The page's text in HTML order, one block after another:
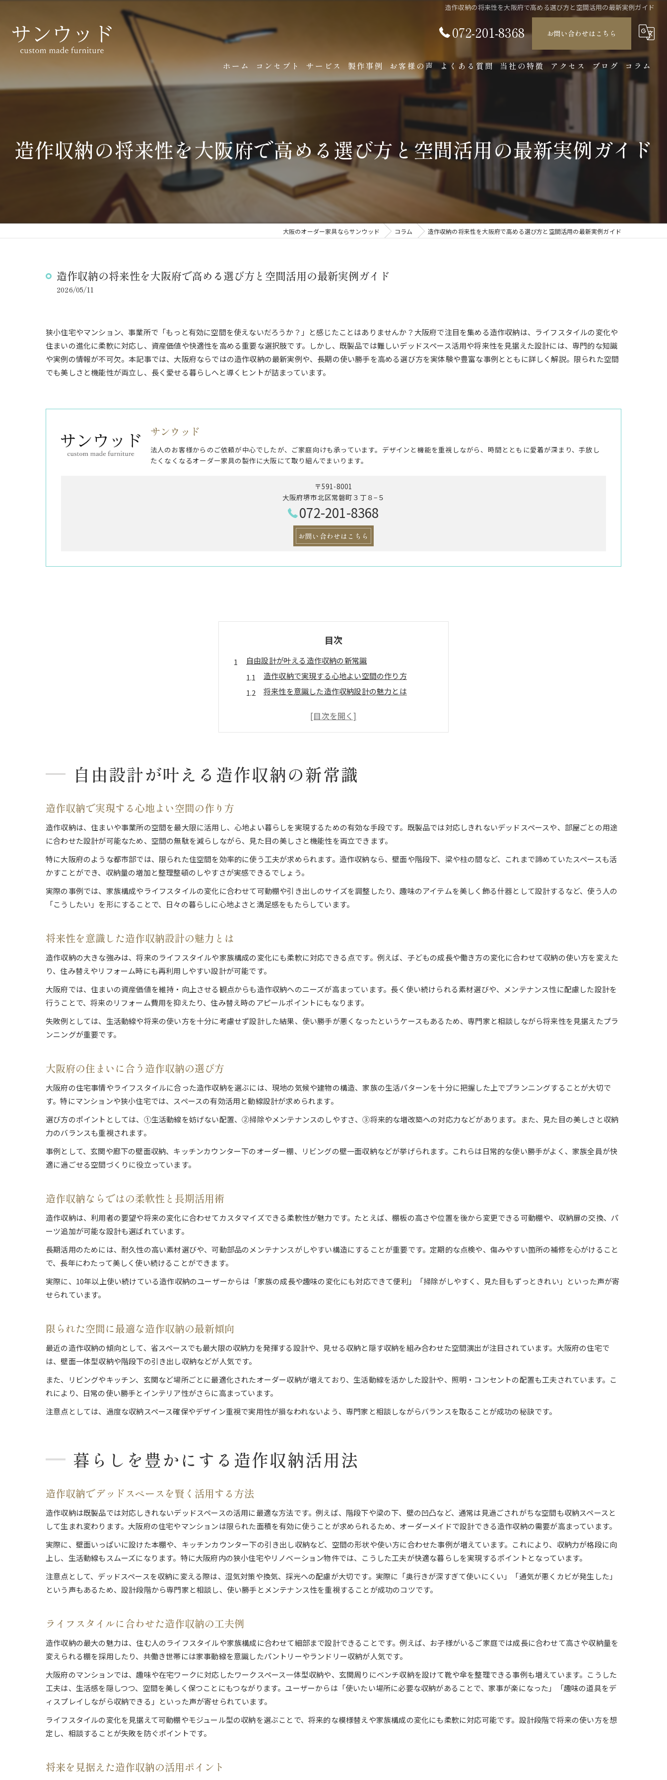
造作収納の将来性を大阪府で高める選び方と空間活用の最新実例ガイド
072-201-8368 お問い合わせはこちら
ホーム コンセプト サービス 製作事例 お客様の声 よくある質問 当社の特徴
製造
オーダーメイド
インテリア
アクセス ブログ コラム
造作収納の将来性を大阪府で高める選び方と空間活用の最新実例ガイド
大阪のオーダー家具ならサンウッド コラム 造作収納の将来性を大阪府で高める選び方と空間活用の最新実例ガイド
造作収納の将来性を大阪府で高める選び方と空間活用の最新実例ガイド
2026/05/11
狭小住宅やマンション、事業所で「もっと有効に空間を使えないだろうか？」と感じたことはありませんか？大阪府で注目を集める造作収納は、ライフスタイルの変化や
住まいの進化に柔軟に対応し、資産価値や快適性を高める重要な選択肢です。しかし、既製品では難しいデッドスペース活用や将来性を見据えた設計には、専門的な知識
や実例の情報が不可欠。本記事では、大阪府ならではの造作収納の最新実例や、長期の使い勝手を高める選び方を実体験や豊富な事例とともに詳しく解説。限られた空間
でも美しさと機能性が両立し、長く愛せる暮らしへと導くヒントが詰まっています。
サンウッド
法人のお客様からのご依頼が中心でしたが、ご家庭向けも承っています。デザインと機能を重視しながら、時間とともに愛着が深まり、手放し
たくなくなるオーダー家具の製作に大阪にて取り組んでまいります。
〒591-8001
大阪府堺市北区常磐町３丁８−５
072-201-8368
お問い合わせはこちら
目次
自由設計が叶える造作収納の新常識
造作収納で実現する心地よい空間の作り方
将来性を意識した造作収納設計の魅力とは
造作収納ならではの柔軟性と長期活用術
造作収納でデッドスペースを賢く活用する方法
ライフスタイルに合わせた造作収納の工夫例
造作収納で暮らしの質を向上させるコツ
将来性を高める収納設計のポイント
造作収納で長期的な快適空間を実現する秘訣
ライフスタイル変化に対応する造作収納設計
資産価値を守る造作収納の設計ポイント解説
大阪府で選ばれる造作収納の将来性の理由
狭小住宅に最適な造作収納の配置アイデア
造作収納で生まれる無駄のない空間活用術
大阪府の狭小物件に強い造作収納の工夫例
造作収納が叶えるスッキリとした住空間
無垢材を用いた造作収納のメリットとは
環境配慮型造作収納の選び方と活用方法
快適さと資産価値を両立する選び方
快適さを追求した造作収納の選定基準
自由設計が叶える造作収納の新常識
造作収納で実現する心地よい空間の作り方
造作収納は、住まいや事業所の空間を最大限に活用し、心地よい暮らしを実現するための有効な手段です。既製品では対応しきれないデッドスペースや、部屋ごとの用途
に合わせた設計が可能なため、空間の無駄を減らしながら、見た目の美しさと機能性を両立できます。
特に大阪府のような都市部では、限られた住空間を効率的に使う工夫が求められます。造作収納なら、壁面や階段下、梁や柱の間など、これまで諦めていたスペースも活
かすことができ、収納量の増加と整理整頓のしやすさが実感できるでしょう。
実際の事例では、家族構成やライフスタイルの変化に合わせて可動棚や引き出しのサイズを調整したり、趣味のアイテムを美しく飾る什器として設計するなど、使う人の
「こうしたい」を形にすることで、日々の暮らしに心地よさと満足感をもたらしています。
将来性を意識した造作収納設計の魅力とは
造作収納の大きな強みは、将来のライフスタイルや家族構成の変化にも柔軟に対応できる点です。例えば、子どもの成長や働き方の変化に合わせて収納の使い方を変えた
り、住み替えやリフォーム時にも再利用しやすい設計が可能です。
大阪府では、住まいの資産価値を維持・向上させる観点からも造作収納へのニーズが高まっています。長く使い続けられる素材選びや、メンテナンス性に配慮した設計を
行うことで、将来のリフォーム費用を抑えたり、住み替え時のアピールポイントにもなります。
失敗例としては、生活動線や将来の使い方を十分に考慮せず設計した結果、使い勝手が悪くなったというケースもあるため、専門家と相談しながら将来性を見据えたプラ
ンニングが重要です。
大阪府の住まいに合う造作収納の選び方
大阪府の住宅事情やライフスタイルに合った造作収納を選ぶには、現地の気候や建物の構造、家族の生活パターンを十分に把握した上でプランニングすることが大切で
す。特にマンションや狭小住宅では、スペースの有効活用と動線設計が求められます。
選び方のポイントとしては、①生活動線を妨げない配置、②掃除やメンテナンスのしやすさ、③将来的な増改築への対応力などがあります。また、見た目の美しさと収納
力のバランスも重視されます。
事例として、玄関や廊下の壁面収納、キッチンカウンター下のオーダー棚、リビングの壁一面収納などが挙げられます。これらは日常的な使い勝手がよく、家族全員が快
適に過ごせる空間づくりに役立っています。
造作収納ならではの柔軟性と長期活用術
造作収納は、利用者の要望や将来の変化に合わせてカスタマイズできる柔軟性が魅力です。たとえば、棚板の高さや位置を後から変更できる可動棚や、収納扉の交換、パ
ーツ追加が可能な設計も選ばれています。
長期活用のためには、耐久性の高い素材選びや、可動部品のメンテナンスがしやすい構造にすることが重要です。定期的な点検や、傷みやすい箇所の補修を心がけること
で、長年にわたって美しく使い続けることができます。
実際に、10年以上使い続けている造作収納のユーザーからは「家族の成長や趣味の変化にも対応できて便利」「掃除がしやすく、見た目もずっときれい」といった声が寄
せられています。
限られた空間に最適な造作収納の最新傾向
最近の造作収納の傾向として、省スペースでも最大限の収納力を発揮する設計や、見せる収納と隠す収納を組み合わせた空間演出が注目されています。大阪府の住宅で
は、壁面一体型収納や階段下の引き出し収納などが人気です。
また、リビングやキッチン、玄関など場所ごとに最適化されたオーダー収納が増えており、生活動線を活かした設計や、照明・コンセントの配置も工夫されています。こ
れにより、日常の使い勝手とインテリア性がさらに高まっています。
注意点としては、過度な収納スペース確保やデザイン重視で実用性が損なわれないよう、専門家と相談しながらバランスを取ることが成功の秘訣です。
暮らしを豊かにする造作収納活用法
造作収納でデッドスペースを賢く活用する方法
造作収納は既製品では対応しきれないデッドスペースの活用に最適な方法です。例えば、階段下や梁の下、壁の凹凸など、通常は見過ごされがちな空間も収納スペースと
して生まれ変わります。大阪府の住宅やマンションは限られた面積を有効に使うことが求められるため、オーダーメイドで設計できる造作収納の需要が高まっています。
実際に、壁面いっぱいに設けた本棚や、キッチンカウンター下の引き出し収納など、空間の形状や使い方に合わせた事例が増えています。これにより、収納力が格段に向
上し、生活動線もスムーズになります。特に大阪府内の狭小住宅やリノベーション物件では、こうした工夫が快適な暮らしを実現するポイントとなっています。
注意点として、デッドスペースを収納に変える際は、湿気対策や換気、採光への配慮が大切です。実際に「奥行きが深すぎて使いにくい」「通気が悪くカビが発生した」
という声もあるため、設計段階から専門家と相談し、使い勝手とメンテナンス性を重視することが成功のコツです。
ライフスタイルに合わせた造作収納の工夫例
造作収納の最大の魅力は、住む人のライフスタイルや家族構成に合わせて細部まで設計できることです。例えば、お子様がいるご家庭では成長に合わせて高さや収納量を
変えられる棚を採用したり、共働き世帯には家事動線を意識したパントリーやランドリー収納が人気です。
大阪府のマンションでは、趣味や在宅ワークに対応したワークスペース一体型収納や、玄関周りにベンチ収納を設けて靴や傘を整理できる事例も増えています。こうした
工夫は、生活感を隠しつつ、空間を美しく保つことにもつながります。ユーザーからは「使いたい場所に必要な収納があることで、家事が楽になった」「趣味の道具をデ
ィスプレイしながら収納できる」といった声が寄せられています。
ライフスタイルの変化を見据えて可動棚やモジュール型の収納を選ぶことで、将来的な模様替えや家族構成の変化にも柔軟に対応可能です。設計段階で将来の使い方を想
定し、相談することが失敗を防ぐポイントです。
将来を見据えた造作収納の活用ポイント
お気軽にお問い合わせください
お気軽にお問い合わせください